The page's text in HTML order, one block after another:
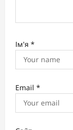
Ім'я *
Email *